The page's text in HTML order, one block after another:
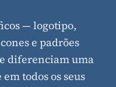
— logotipo,
e padrões
diferenciam uma
todos os seus